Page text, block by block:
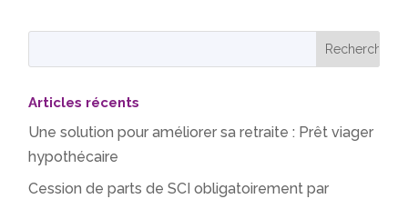
Articles récents
Une solution pour améliorer sa retraite : Prêt viager
hypothécaire
Cession de parts de SCI obligatoirement par